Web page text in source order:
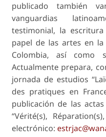
publicado también
vanguardias
testimonial, la
papel de las artes en
Colombia, así como
Actualmente prepara,
jornada de estudios
des pratiques en
publicación de las
“Vérité(s),
electrónico: